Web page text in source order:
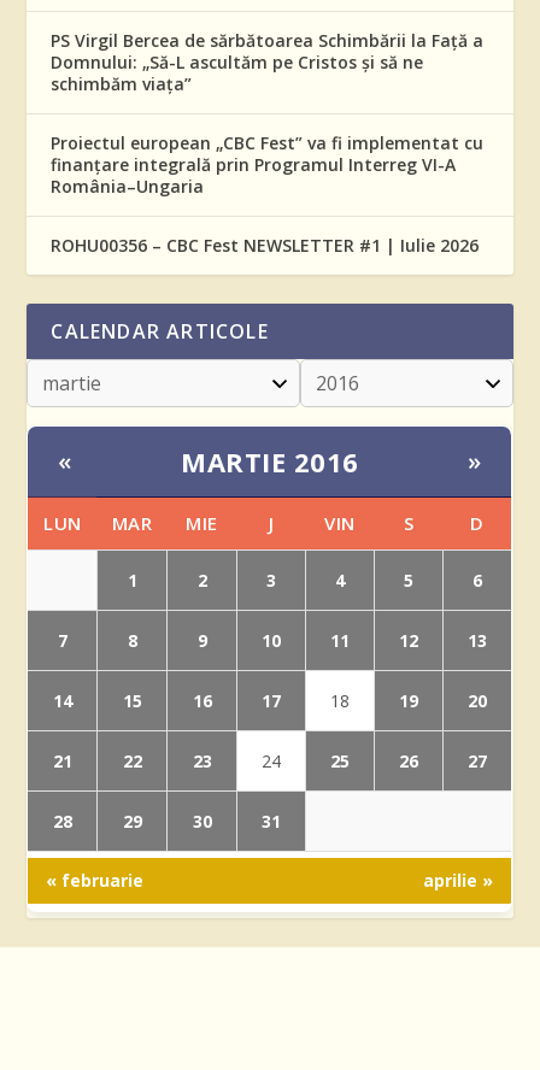
PS Virgil Bercea de sărbătoarea Schimbării la Față a
Domnului: „Să-L ascultăm pe Cristos și să ne
schimbăm viața”
Proiectul european „CBC Fest” va fi implementat cu
finanțare integrală prin Programul Interreg VI-A
România–Ungaria
ROHU00356 – CBC Fest NEWSLETTER #1 | Iulie 2026
CALENDAR ARTICOLE
« MARTIE 2016 »
LUN MAR MIE J VIN S D
1 2 3 4 5 6
7 8 9 10 11 12 13
14 15 16 17 18 19 20
21 22 23 24 25 26 27
28 29 30 31
« februarie aprilie »